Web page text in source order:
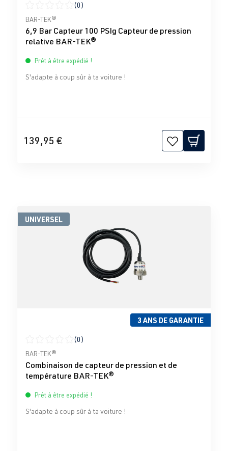
Note moyenne de 0 sur 5 étoiles
(0)
BAR-TEK®
6,9 Bar Capteur 100 PSIg Capteur de pression
relative BAR-TEK®
Prêt à être expédié !
S'adapte à coup sûr à ta voiture !
139,95 €
UNIVERSEL
3 ANS DE GARANTIE
Note moyenne de 0 sur 5 étoiles
(0)
BAR-TEK®
Combinaison de capteur de pression et de
température BAR-TEK®
Prêt à être expédié !
S'adapte à coup sûr à ta voiture !